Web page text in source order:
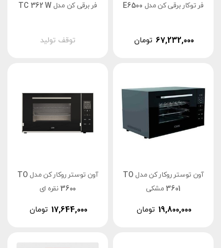
فر توکار برقی کن مدل E6500
تومان 67,232,000
فر برقی کن مدل TC 362 W
توقف تولید
آون توستر روکار کن مدل TO
3601 مشکی
تومان 19,800,000
آون توستر روکار کن مدل TO
3600 نقره ای
تومان 17,644,000